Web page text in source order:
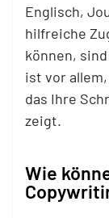
Englisch,
hilfreiche
können,
ist vor
das Ihre
zeigt.
Wie